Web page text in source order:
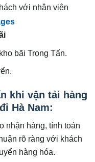
với nhân viên
bãi Trọng Tấn.
khi vận tải hàng
Hà Nam:
nhận hàng, tính toán
rõ ràng với khách
hàng hóa.